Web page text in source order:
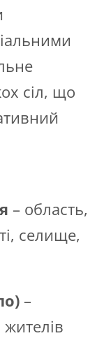
сіл, що
– область,
селище,
–